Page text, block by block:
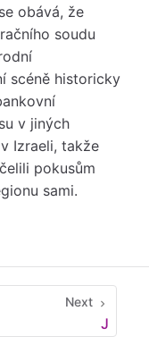
obává, že
soudu
scéně historicky
v jiných
Izraeli, takže
pokusům
sami.
Next
J